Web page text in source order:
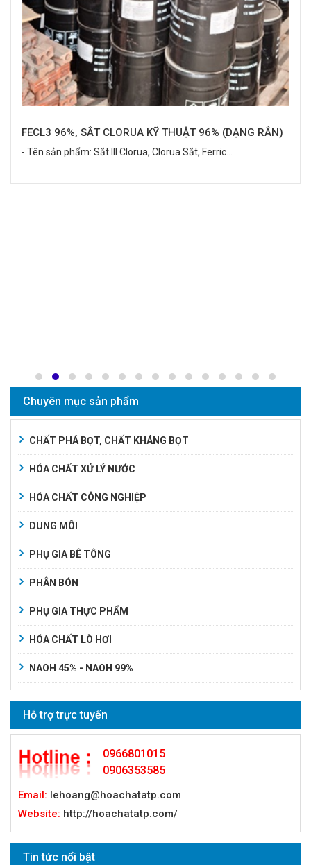
FECL3 96%, SẮT CLORUA KỸ THUẬT 96% (DẠNG RẮN)
- Tên sản phẩm: Sắt III Clorua, Clorua Sắt, Ferric...
Chuyên mục sản phẩm
CHẤT PHÁ BỌT, CHẤT KHÁNG BỌT
HÓA CHẤT XỬ LÝ NƯỚC
HÓA CHẤT CÔNG NGHIỆP
DUNG MÔI
PHỤ GIA BÊ TÔNG
PHÂN BÓN
PHỤ GIA THỰC PHẨM
HÓA CHẤT LÒ HƠI
NAOH 45% - NAOH 99%
Hỗ trợ trực tuyến
0966801015
0906353585
Email: lehoang@hoachatatp.com
Website: http://hoachatatp.com/
Tin tức nổi bật